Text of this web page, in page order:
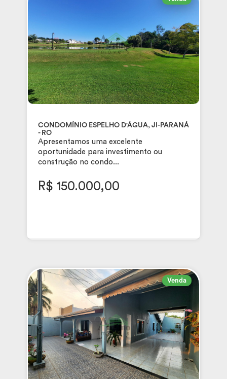
CONDOMÍNIO ESPELHO D'ÁGUA, JI-PARANÁ
- RO
Apresentamos uma excelente
oportunidade para investimento ou
construção no condo...
R$ 150.000,00
Venda